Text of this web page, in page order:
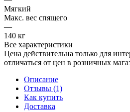
Мягкий
Макс. вес спящего
—
140 кг
Все характеристики
Цена действительна только для
отличаться от цен в розничных
Описание
Отзывы (1)
Как купить
Доставка